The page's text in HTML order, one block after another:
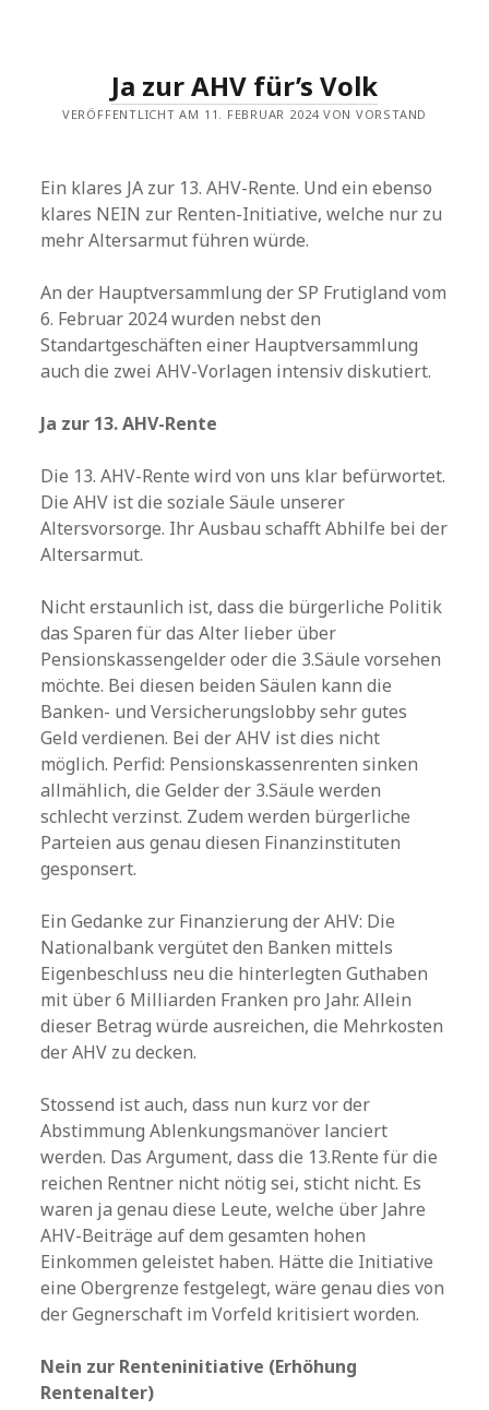
Ja zur AHV für’s Volk
VERÖFFENTLICHT AM 11. FEBRUAR 2024 VON VORSTAND
Ein klares JA zur 13. AHV-Rente. Und ein ebenso
klares NEIN zur Renten-Initiative, welche nur zu
mehr Altersarmut führen würde.
An der Hauptversammlung der SP Frutigland vom
6. Februar 2024 wurden nebst den
Standartgeschäften einer Hauptversammlung
auch die zwei AHV-Vorlagen intensiv diskutiert.
Ja zur 13. AHV-Rente
Die 13. AHV-Rente wird von uns klar befürwortet.
Die AHV ist die soziale Säule unserer
Altersvorsorge. Ihr Ausbau schafft Abhilfe bei der
Altersarmut.
Nicht erstaunlich ist, dass die bürgerliche Politik
das Sparen für das Alter lieber über
Pensionskassengelder oder die 3.Säule vorsehen
möchte. Bei diesen beiden Säulen kann die
Banken- und Versicherungslobby sehr gutes
Geld verdienen. Bei der AHV ist dies nicht
möglich. Perfid: Pensionskassenrenten sinken
allmählich, die Gelder der 3.Säule werden
schlecht verzinst. Zudem werden bürgerliche
Parteien aus genau diesen Finanzinstituten
gesponsert.
Ein Gedanke zur Finanzierung der AHV: Die
Nationalbank vergütet den Banken mittels
Eigenbeschluss neu die hinterlegten Guthaben
mit über 6 Milliarden Franken pro Jahr. Allein
dieser Betrag würde ausreichen, die Mehrkosten
der AHV zu decken.
Stossend ist auch, dass nun kurz vor der
Abstimmung Ablenkungsmanöver lanciert
werden. Das Argument, dass die 13.Rente für die
reichen Rentner nicht nötig sei, sticht nicht. Es
waren ja genau diese Leute, welche über Jahre
AHV-Beiträge auf dem gesamten hohen
Einkommen geleistet haben. Hätte die Initiative
eine Obergrenze festgelegt, wäre genau dies von
der Gegnerschaft im Vorfeld kritisiert worden.
Nein zur Renteninitiative (Erhöhung
Rentenalter)